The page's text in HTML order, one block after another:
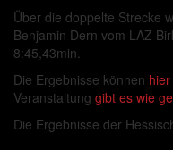
Über die doppelte Strecke
Benjamin Dern vom LAZ
8:45,43min.
Die Ergebnisse können
Veranstaltung gibt es wie
Die Ergebnisse der